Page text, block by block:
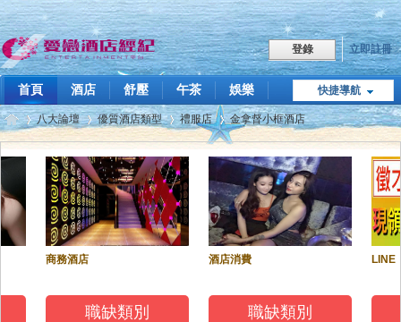
登錄 立即註冊
快捷導航
首頁 酒店 舒壓 午茶
娛樂
職缺
點我LINE 飯局傳播 技巧教學 關於我們
愛
八大論壇
›
優質酒店類型
›
禮服店
›
金拿督小框酒店
商務酒店
職缺類別
酒店消費
職缺類別
LINE